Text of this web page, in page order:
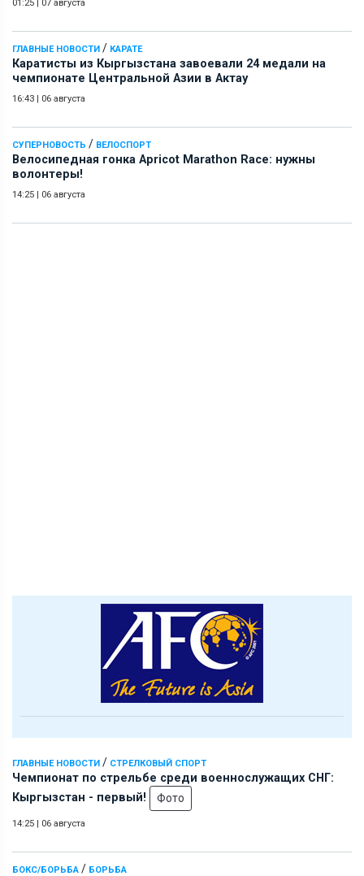
01:25 07 августа
ГЛАВНЫЕ НОВОСТИ / КАРАТЕ
Каратисты из Кыргызстана завоевали 24 медали на
чемпионате Центральной Азии в Актау
16:43 | 06 августа
СУПЕРНОВОСТЬ / ВЕЛОСПОРТ
Велосипедная гонка Apricot Marathon Race: нужны
волонтеры!
14:25 | 06 августа
ГЛАВНЫЕ НОВОСТИ / СТРЕЛКОВЫЙ СПОРТ
Чемпионат по стрельбе среди военнослужащих СНГ:
Кыргызстан - первый!
Фото
14:25 | 06 августа
БОКС/БОРЬБА / БОРЬБА